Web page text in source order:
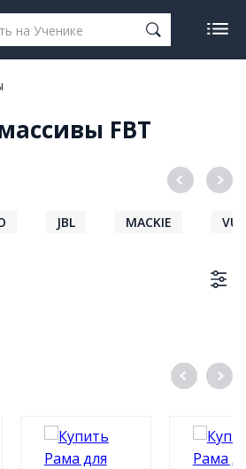
FBT
JBL MACKIE VUE